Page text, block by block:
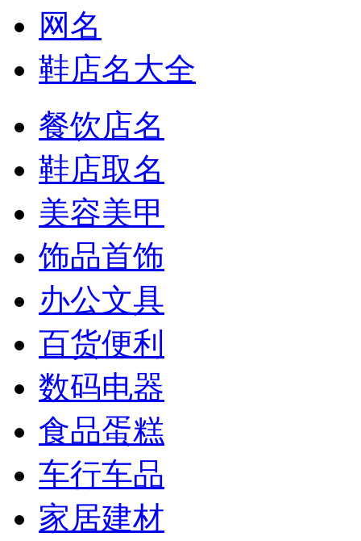
网名
鞋店名大全
餐饮店名
鞋店取名
美容美甲
饰品首饰
办公文具
百货便利
数码电器
食品蛋糕
车行车品
家居建材